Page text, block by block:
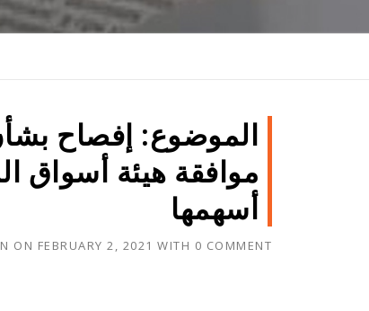
الموضوع: إفصاح
موافقة هيئة أسواق
أسهمها
ON FEBRUARY 2, 2021 WITH 0 COMMENT